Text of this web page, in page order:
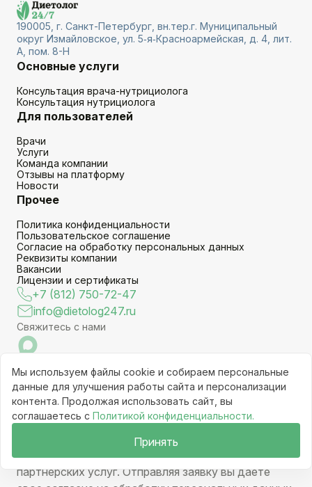
190005, г. Санкт-Петербург, вн.тер.г. Муниципальный
округ Измайловское, ул. 5‑я‑Красноармейская, д. 4, лит.
А, пом. 8-Н
Основные услуги
Консультация врача-нутрициолога
Консультация нутрициолога
Для пользователей
Врачи
Услуги
Команда компании
Отзывы на платформу
Новости
Прочее
Политика конфиденциальности
Пользовательское соглашение
Согласие на обработку персональных данных
Реквизиты компании
Вакансии
Лицензии и сертификаты
+7 (812) 750-72-47
info@dietolog247.ru
Свяжитесь с нами
© 2024 - 2026
Сайт не является средством массовой
информации и действует на основании
партнерских услуг. Отправляя заявку вы даете
Мы используем файлы cookie и собираем персональные
данные для улучшения работы сайта и персонализации
контента. Продолжая использовать сайт, вы
соглашаетесь с Политикой конфиденциальности.
Принять